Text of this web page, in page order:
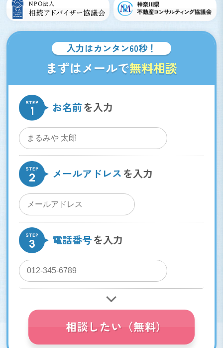
入力はカンタン60秒！
まずはメールで無料相談
お名前
メールアドレス
電話番号